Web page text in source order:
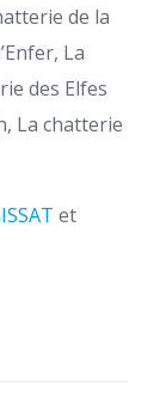
de la
La
des Elfes
La chatterie
et